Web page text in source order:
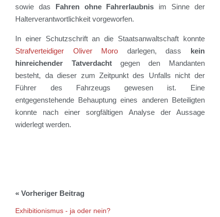
sowie das Fahren ohne Fahrerlaubnis im Sinne der
Halterverantwortlichkeit vorgeworfen.
In einer Schutzschrift an die Staatsanwaltschaft konnte
Strafverteidiger Oliver Moro darlegen, dass kein
hinreichender Tatverdachtgegen den Mandanten
besteht, da dieser zum Zeitpunkt des Unfalls nicht der
Führer des Fahrzeugs gewesen ist. Eine
entgegenstehende Behauptung eines anderen Beteiligten
konnte nach einer sorgfältigen Analyse der Aussage
widerlegt werden.
Exhibitionismus - ja oder nein?